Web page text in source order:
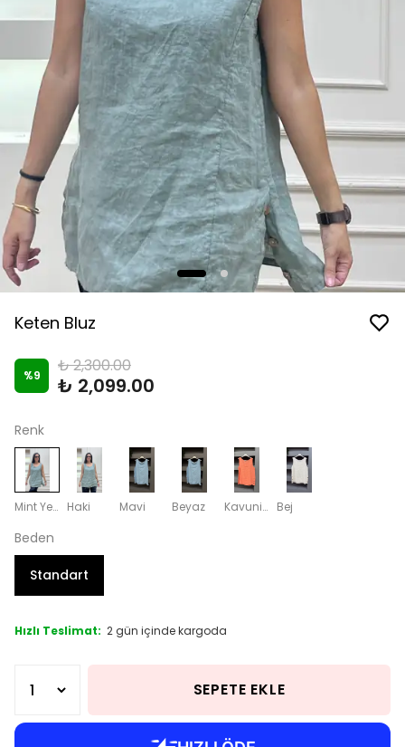
Keten Bluz
%9 ₺ 2,300.00
₺ 2,099.00
Renk
Mint Yeşili Haki Mavi Beyaz Kavuniçi Bej
Beden
Standart
Hızlı Teslimat: 2 gün içinde kargoda
SEPETE EKLE